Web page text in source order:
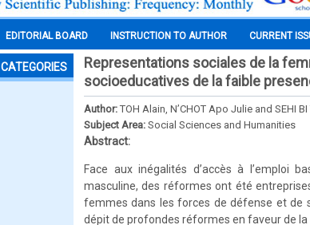
EDITORIAL BOARD INSTRUCTION TO AUTHOR CURRENT
CATEGORIES
Representations sociales de la
socioeducatives de la faible
Author: TOH Alain, N’CHOT Apo Julie and SEHI BI
Subject Area: Social Sciences and Humanities
Abstract:
Face aux inégalités d’accès à l’emploi
masculine, des réformes ont été
femmes dans les forces de défense et de
dépit de profondes réformes en faveur de